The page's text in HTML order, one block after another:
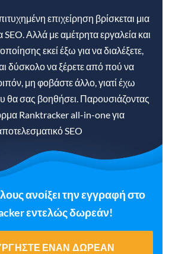
επιχείρηση βρίσκεται μια
SEO. Αλλά με αμέτρητα εργαλεία και
εκεί έξω για να διαλέξετε,
δύσκολο να ξέρετε από πού να
μη φοβάστε άλλο, γιατί έχω
θα σας βοηθήσει. Παρουσιάζοντας
Ranktracker all-in-one για
SEO
ανοίξει την εγγραφή στο
εντελώς δωρεάν!
ΈΝΑΝ ΔΩΡΕΆΝ